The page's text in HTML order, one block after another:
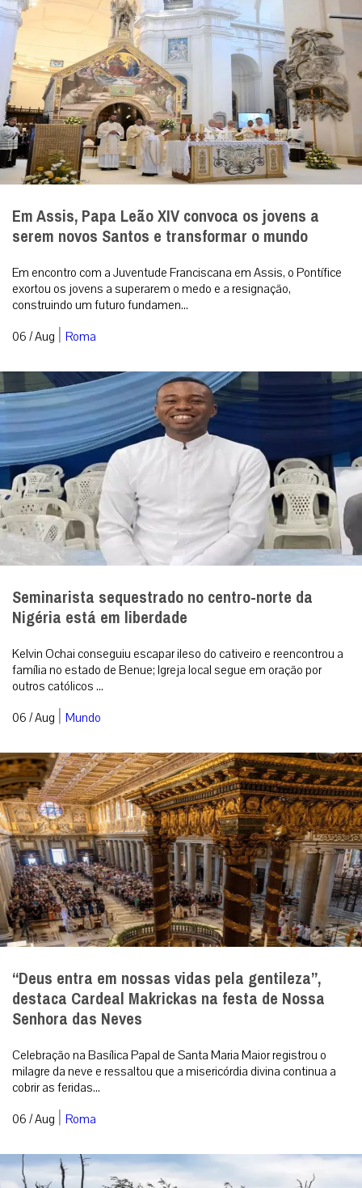
Em Assis, Papa Leão XIV convoca os jovens a
serem novos Santos e transformar o mundo
Em encontro com a Juventude Franciscana em Assis, o Pontífice
exortou os jovens a superarem o medo e a resignação,
construindo um futuro fundamen...
06 / Aug | Roma
Seminarista sequestrado no centro-norte da
Nigéria está em liberdade
Kelvin Ochai conseguiu escapar ileso do cativeiro e reencontrou a
família no estado de Benue; Igreja local segue em oração por
outros católicos ...
06 / Aug | Mundo
“Deus entra em nossas vidas pela gentileza”,
destaca Cardeal Makrickas na festa de Nossa
Senhora das Neves
Celebração na Basílica Papal de Santa Maria Maior registrou o
milagre da neve e ressaltou que a misericórdia divina continua a
cobrir as feridas...
06 / Aug | Roma